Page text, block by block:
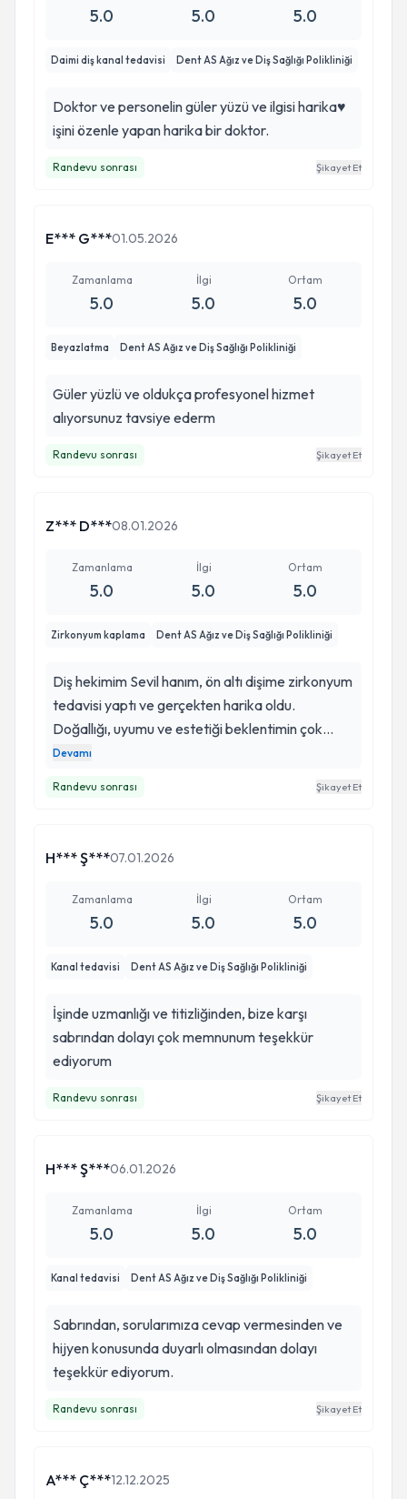
5.0 5.0 5.0
Daimi diş kanal tedavisi Dent AS Ağız ve Diş Sağlığı Polikliniği
Doktor ve personelin güler yüzü ve ilgisi harika♥️
işini özenle yapan harika bir doktor.
Randevu sonrası Şikayet Et
E*** G***01.05.2026
Zamanlama
5.0
İlgi
5.0
Ortam
5.0
Beyazlatma Dent AS Ağız ve Diş Sağlığı Polikliniği
Güler yüzlü ve oldukça profesyonel hizmet
alıyorsunuz tavsiye ederm
Randevu sonrası Şikayet Et
Z*** D***08.01.2026
Zamanlama
5.0
İlgi
5.0
Ortam
5.0
Zirkonyum kaplama Dent AS Ağız ve Diş Sağlığı Polikliniği
Diş hekimim Sevil hanım, ön altı dişime zirkonyum
tedavisi yaptı ve gerçekten harika oldu.
Doğallığı, uyumu ve estetiği beklentimin çok
üzerinde. Tedavi süreci boyunca çok ilgiliydi,
Devamı
Randevu sonrası Şikayet Et
H*** Ş***07.01.2026
Zamanlama
5.0
İlgi
5.0
Ortam
5.0
Kanal tedavisi Dent AS Ağız ve Diş Sağlığı Polikliniği
İşinde uzmanlığı ve titizliğinden, bize karşı
sabrından dolayı çok memnunum teşekkür
ediyorum
Randevu sonrası Şikayet Et
H*** Ş***06.01.2026
Zamanlama
5.0
İlgi
5.0
Ortam
5.0
Kanal tedavisi Dent AS Ağız ve Diş Sağlığı Polikliniği
Sabrından, sorularımıza cevap vermesinden ve
hijyen konusunda duyarlı olmasından dolayı
teşekkür ediyorum.
Randevu sonrası Şikayet Et
A*** Ç***12.12.2025